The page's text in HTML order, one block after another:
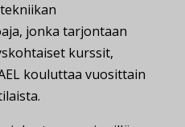
jonka tarjontaan
kurssit,
kouluttaa vuosittain